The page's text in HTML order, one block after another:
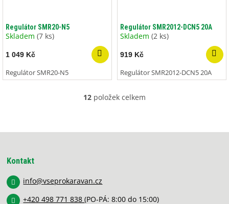
Regulátor SMR20-N5
Skladem (7 ks)
1 049 Kč
Regulátor SMR20-N5
Regulátor SMR2012-DCN5 20A
Skladem (2 ks)
919 Kč
Regulátor SMR2012-DCN5 20A
O
á
v
12 položek celkem
Kontakt
info@vseprokaravan.cz
+420 498 771 838(PO-PÁ: 8:00 do 15:00)